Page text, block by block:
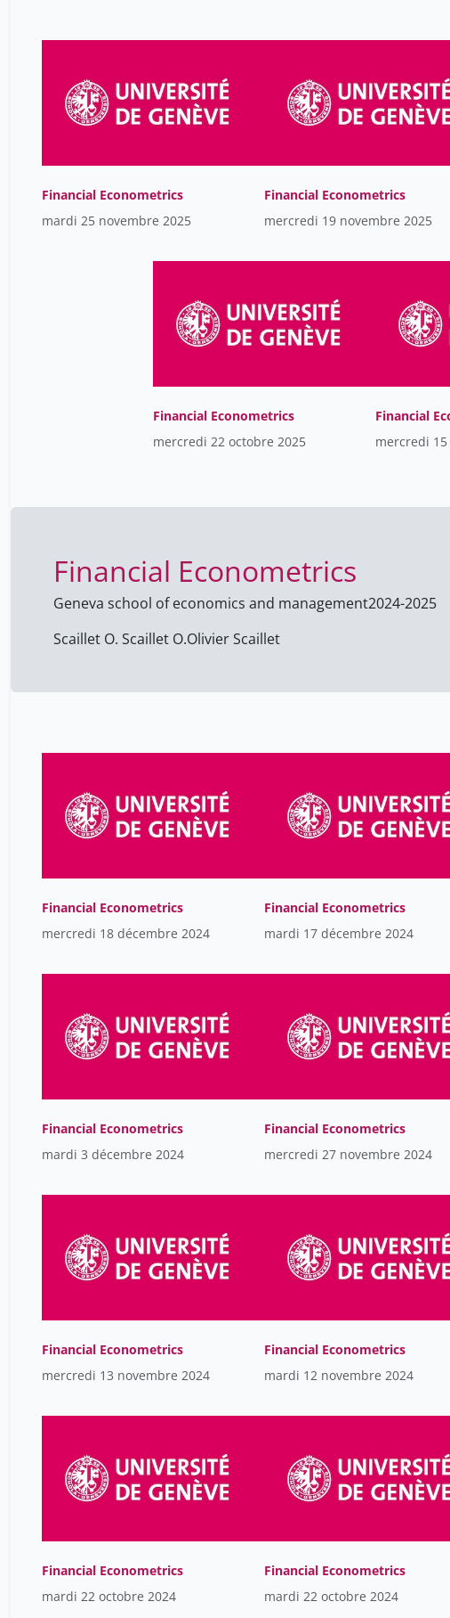
Financial Econometrics
mardi 25 novembre 2025
Financial Econometrics
mercredi 19 novembre 2025
Financial Econometrics
mercredi 22 octobre 2025
Financial
mercredi
Financial Econometrics
Geneva school of economics and management2024-2025
Scaillet O. Scaillet O.Olivier Scaillet
Financial Econometrics
mercredi 18 décembre 2024
Financial Econometrics
mardi 17 décembre 2024
Financial Econometrics
mardi 3 décembre 2024
Financial Econometrics
mercredi 27 novembre 2024
Financial Econometrics
mercredi 13 novembre 2024
Financial Econometrics
mardi 12 novembre 2024
Financial Econometrics
mardi 22 octobre 2024
Financial Econometrics
mardi 22 octobre 2024